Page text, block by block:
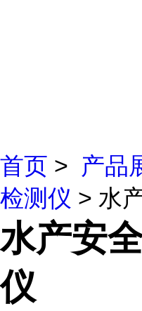
首页 > 产品
检测仪 > 水
水产安
仪